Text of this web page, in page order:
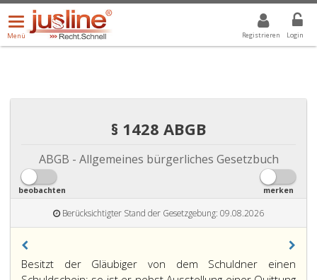
Registrieren Login
Menü
öffnen/schließen
Menü
ALLE DROPDOWN: GEWÄHLTER WERT IST ALLE
§ 1428 ABGB
ABGB - Allgemeines bürgerliches Gesetzbuch
beobachten merken
Berücksichtigter Stand der Gesetzgebung: 09.08.2026
Paragraph
1428,
Besitzt der Gläubiger von dem Schuldner einen